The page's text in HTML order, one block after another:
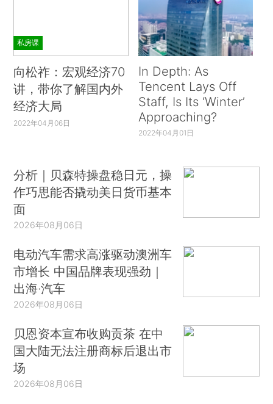
私房课
向松祚：宏观经济70
讲，带你了解国内外
经济大局
2022年04月06日
In Depth: As
Tencent Lays Off
Staff, Is Its ‘Winter’
Approaching?
2022年04月01日
分析｜贝森特操盘稳日元，操
作巧思能否撬动美日货币基本
面
2026年08月06日
电动汽车需求高涨驱动澳洲车
市增长 中国品牌表现强劲｜
出海·汽车
2026年08月06日
贝恩资本宣布收购贡茶 在中
国大陆无法注册商标后退出市
场
2026年08月06日